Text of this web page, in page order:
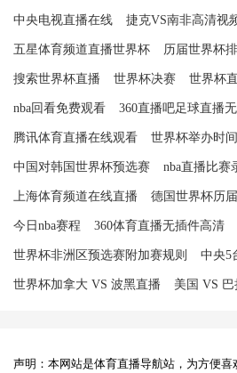
中央电视直播在线 捷克VS南非高清视
五星体育频道直播世界杯 历届世界杯
搜索世界杯直播 世界杯决赛 世界杯
nba回看免费观看 360直播吧足球直播
腾讯体育直播在线观看 世界杯举办时间
中国对韩国世界杯预选赛 nba直播比赛
上海体育频道在线直播 德国世界杯历
今日nba赛程 360体育直播无插件高清
世界杯非洲区预选赛附加赛规则 中央5
世界杯加拿大 VS 波黑直播 美国 VS
声明：本网站是体育直播导航站，为方便喜